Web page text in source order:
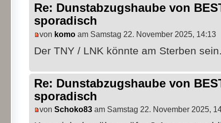
Re: Dunstabzugshaube von
sporadisch
von komo am Samstag 22. November 2025, 14:13
Der TNY / LNK könnte am Sterben
Re: Dunstabzugshaube von
sporadisch
von Schoko83 am Samstag 22. November 2025,